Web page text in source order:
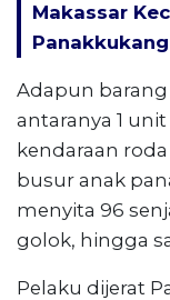
Makassar
Panakkukang
Adapun
antaranya 1
kendaraan
busur anak
menyita 96
golok, hingga
Pelaku dijerat